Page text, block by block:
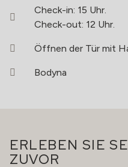
Check-in: 15 Uhr.
Check-out: 12 Uhr.
Öffnen der Tür mit
Bodyna
ERLEBEN SIE
ZUVOR